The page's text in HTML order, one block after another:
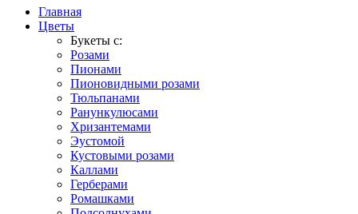
Главная
Цветы
Букеты с:
Розами
Пионами
Пионовидными розами
Тюльпанами
Ранункулюсами
Хризантемами
Эустомой
Кустовыми розами
Каллами
Герберами
Ромашками